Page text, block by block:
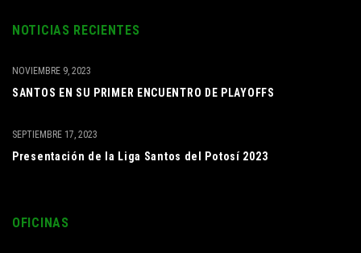
NOTICIAS RECIENTES
SANTOS EN SU PRIMER ENCUENTRO DE PLAYOFFS
NOVIEMBRE 9, 2023
Presentación de la Liga Santos del Potosí 2023
SEPTIEMBRE 17, 2023
OFICINAS